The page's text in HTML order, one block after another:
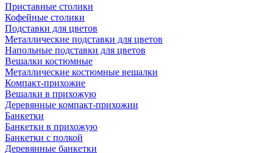
Приставные столики
Кофейные столики
Подставки для цветов
Металлические подставки для цветов
Напольные подставки для цветов
Вешалки костюмные
Металлические костюмные вешалки
Компакт-прихожие
Вешалки в прихожую
Деревянные компакт-прихожии
Банкетки
Банкетки в прихожую
Банкетки с полкой
Деревянные банкетки